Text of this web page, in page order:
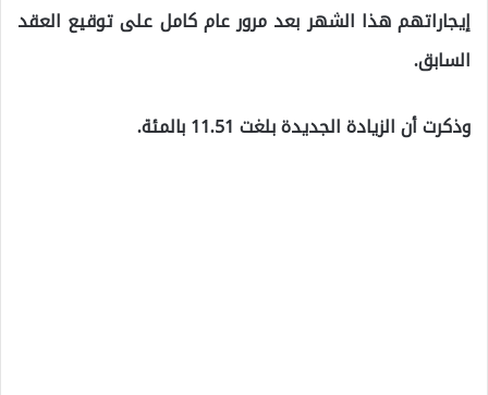
إيجاراتهم هذا الشهر بعد مرور عام كامل على توقيع العقد
السابق.
وذكرت أن الزيادة الجديدة بلغت 11.51 بالمئة.